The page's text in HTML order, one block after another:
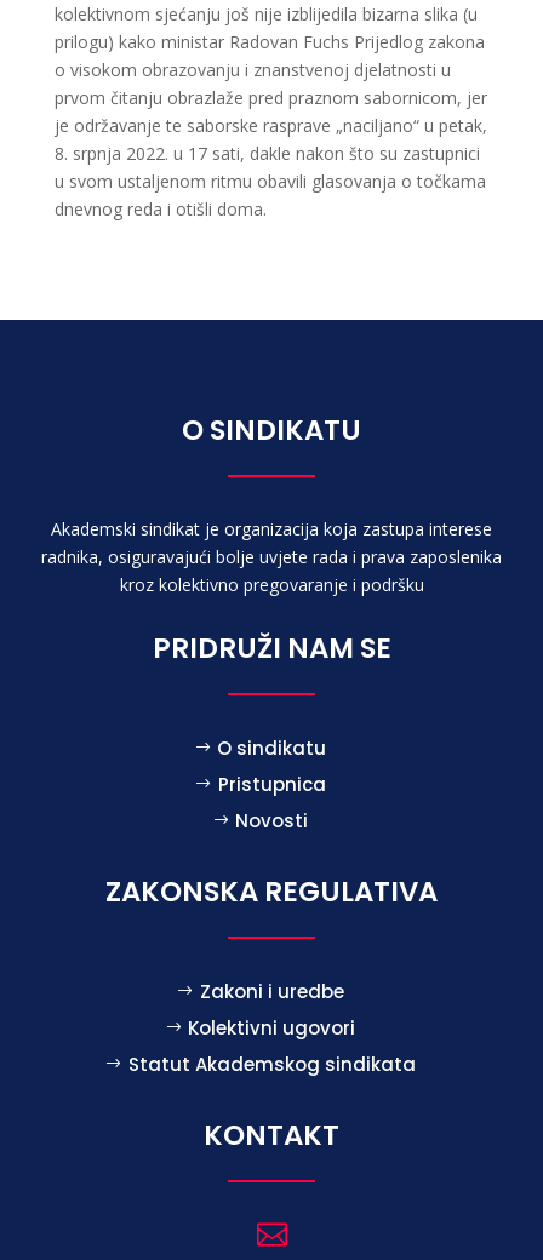
kolektivnom sjećanju još nije izblijedila bizarna slika (u
prilogu) kako ministar Radovan Fuchs Prijedlog zakona
o visokom obrazovanju i znanstvenoj djelatnosti u
prvom čitanju obrazlaže pred praznom sabornicom, jer
je održavanje te saborske rasprave „naciljano“ u petak,
8. srpnja 2022. u 17 sati, dakle nakon što su zastupnici
u svom ustaljenom ritmu obavili glasovanja o točkama
dnevnog reda i otišli doma.
O SINDIKATU
Akademski sindikat je organizacija koja zastupa interese
radnika, osiguravajući bolje uvjete rada i prava zaposlenika
kroz kolektivno pregovaranje i podršku
PRIDRUŽI NAM SE
O sindikatu
Pristupnica
Novosti
ZAKONSKA REGULATIVA
Zakoni i uredbe
Kolektivni ugovori
Statut Akademskog sindikata
KONTAKT
